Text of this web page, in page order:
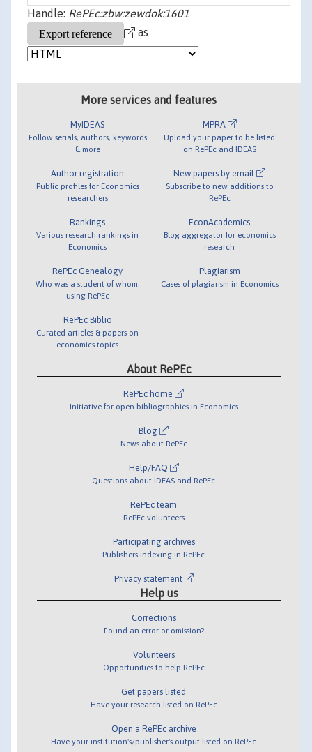
Handle: RePEc:zbw:zewdok:1601
as
More services and features
MyIDEAS
Follow serials, authors, keywords
& more
Author registration
Public profiles for Economics
researchers
Rankings
Various research rankings in
Economics
RePEc Genealogy
Who was a student of whom,
using RePEc
RePEc Biblio
Curated articles & papers on
economics topics
MPRA
Upload your paper to be listed
on RePEc and IDEAS
New papers by email
Subscribe to new additions to
RePEc
EconAcademics
Blog aggregator for economics
research
Plagiarism
Cases of plagiarism in Economics
About RePEc
RePEc home
Initiative for open bibliographies in Economics
Blog
News about RePEc
Help/FAQ
Questions about IDEAS and RePEc
RePEc team
RePEc volunteers
Participating archives
Publishers indexing in RePEc
Privacy statement
Help us
Corrections
Found an error or omission?
Volunteers
Opportunities to help RePEc
Get papers listed
Have your research listed on RePEc
Open a RePEc archive
Have your institution's/publisher's output listed on RePEc